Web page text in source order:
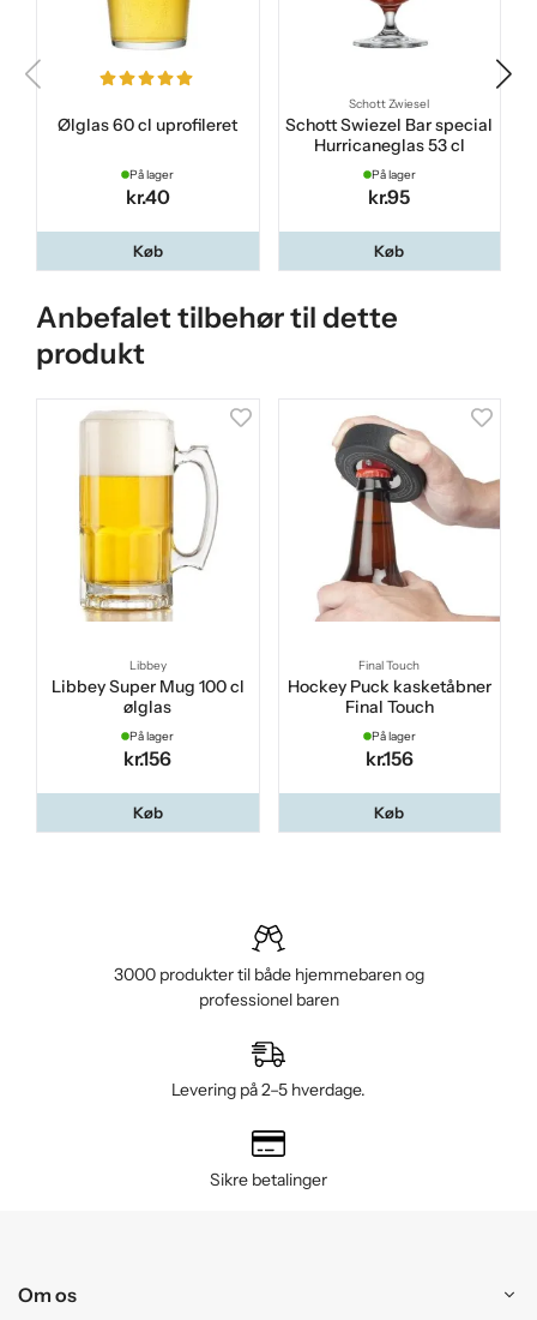
Ølglas 60 cl uprofileret
På lager
kr.40
Køb
Schott Zwiesel
Schott Swiezel Bar special
Hurricaneglas 53 cl
På lager
kr.95
Køb
Anbefalet tilbehør til dette
produkt
Libbey
Libbey Super Mug 100 cl
ølglas
På lager
kr.156
Køb
Final Touch
Hockey Puck kasketåbner
Final Touch
På lager
kr.156
Køb
3000 produkter til både hjemmebaren og
professionel baren
Levering på 2–5 hverdage.
Sikre betalinger
Om os